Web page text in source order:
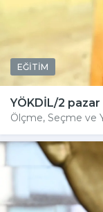
EĞİTİM
YÖKDİL/2
Ölçme, Seçme ve